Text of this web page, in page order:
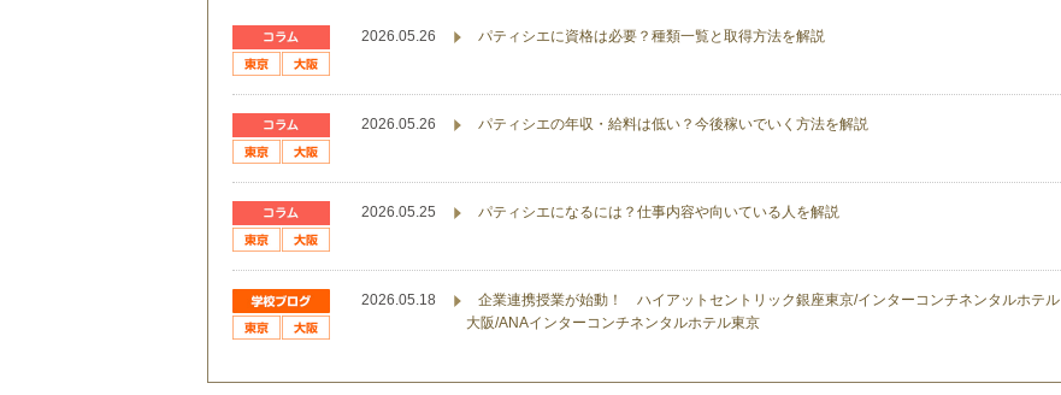
2026.05.26 パティシエに資格は必要？種類一覧と取得方法を解説
2026.05.26 パティシエの年収・給料は低い？今後稼いでいく方法を解説
2026.05.25 パティシエになるには？仕事内容や向いている人を解説
2026.05.18
企業連携授業が始動！ ハイアットセントリック銀座東京/インターコンチネンタルホテル
大阪/ANAインターコンチネンタルホテル東京